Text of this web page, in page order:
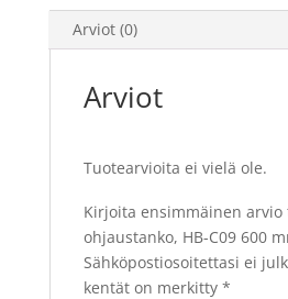
Arviot (0)
Arviot
Tuotearvioita ei vielä ole.
Kirjoita ensimmäinen arvio
ohjaustanko, HB-C09 600
Sähköpostiosoitettasi ei
kentät on merkitty *